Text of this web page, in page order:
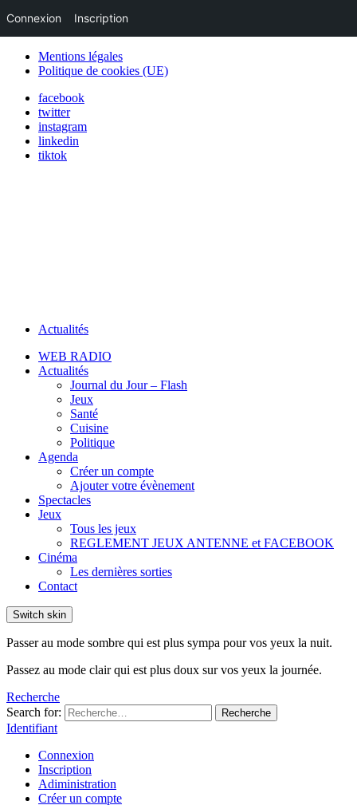
Mentions légales
Politique de cookies (UE)
facebook
twitter
instagram
linkedin
tiktok
Actualités
WEB RADIO
Actualités
Journal du Jour – Flash
Jeux
Santé
Cuisine
Politique
Agenda
Créer un compte
Ajouter votre évènement
Spectacles
Jeux
Tous les jeux
REGLEMENT JEUX ANTENNE et FACEBOOK
Cinéma
Les dernières sorties
Contact
Switch skin
Passer au mode sombre qui est plus sympa pour vos yeux la nuit.
Passez au mode clair qui est plus doux sur vos yeux la journée.
Recherche
Search for:
Recherche
Identifiant
Connexion
Inscription
Adiministration
Créer un compte
Connexion Inscription